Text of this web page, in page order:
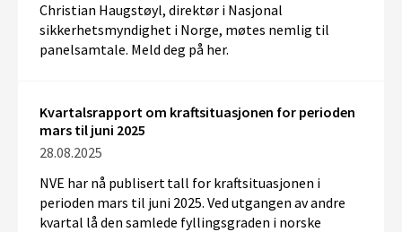
Christian Haugstøyl, direktør i Nasjonal
sikkerhetsmyndighet i Norge, møtes nemlig til
panelsamtale. Meld deg på her.
Kvartalsrapport om kraftsituasjonen for perioden
mars til juni 2025
28.08.2025
NVE har nå publisert tall for kraftsituasjonen i
perioden mars til juni 2025. Ved utgangen av andre
kvartal lå den samlede fyllingsgraden i norske